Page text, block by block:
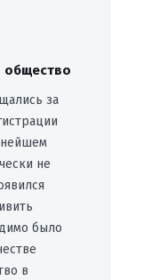
общество
за
не
было
в